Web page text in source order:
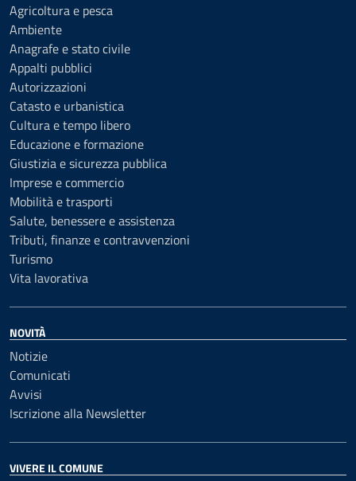
Agricoltura e pesca
Ambiente
Anagrafe e stato civile
Appalti pubblici
Autorizzazioni
Catasto e urbanistica
Cultura e tempo libero
Educazione e formazione
Giustizia e sicurezza pubblica
Imprese e commercio
Mobilità e trasporti
Salute, benessere e assistenza
Tributi, finanze e contravvenzioni
Turismo
Vita lavorativa
NOVITÀ
Notizie
Comunicati
Avvisi
Iscrizione alla Newsletter
VIVERE IL COMUNE